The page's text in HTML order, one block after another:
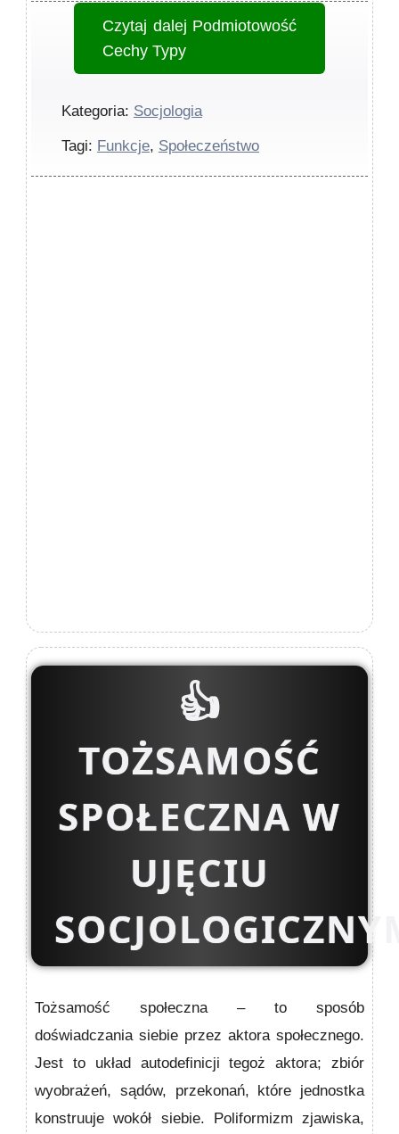
Czytaj dalej Podmiotowość
Cechy Typy
Kategoria: Socjologia
Tagi: Funkcje, Społeczeństwo
👍
TOŻSAMOŚĆ
SPOŁECZNA W
UJĘCIU
Tożsamość społeczna – to sposób
doświadczania siebie przez aktora społecznego.
Jest to układ autodefinicji tegoż aktora; zbiór
wyobrażeń, sądów, przekonań, które jednostka
konstruuje wokół siebie. Poliformizm zjawiska,